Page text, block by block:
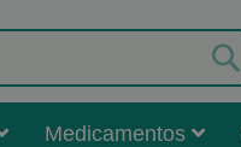
Medicamentos